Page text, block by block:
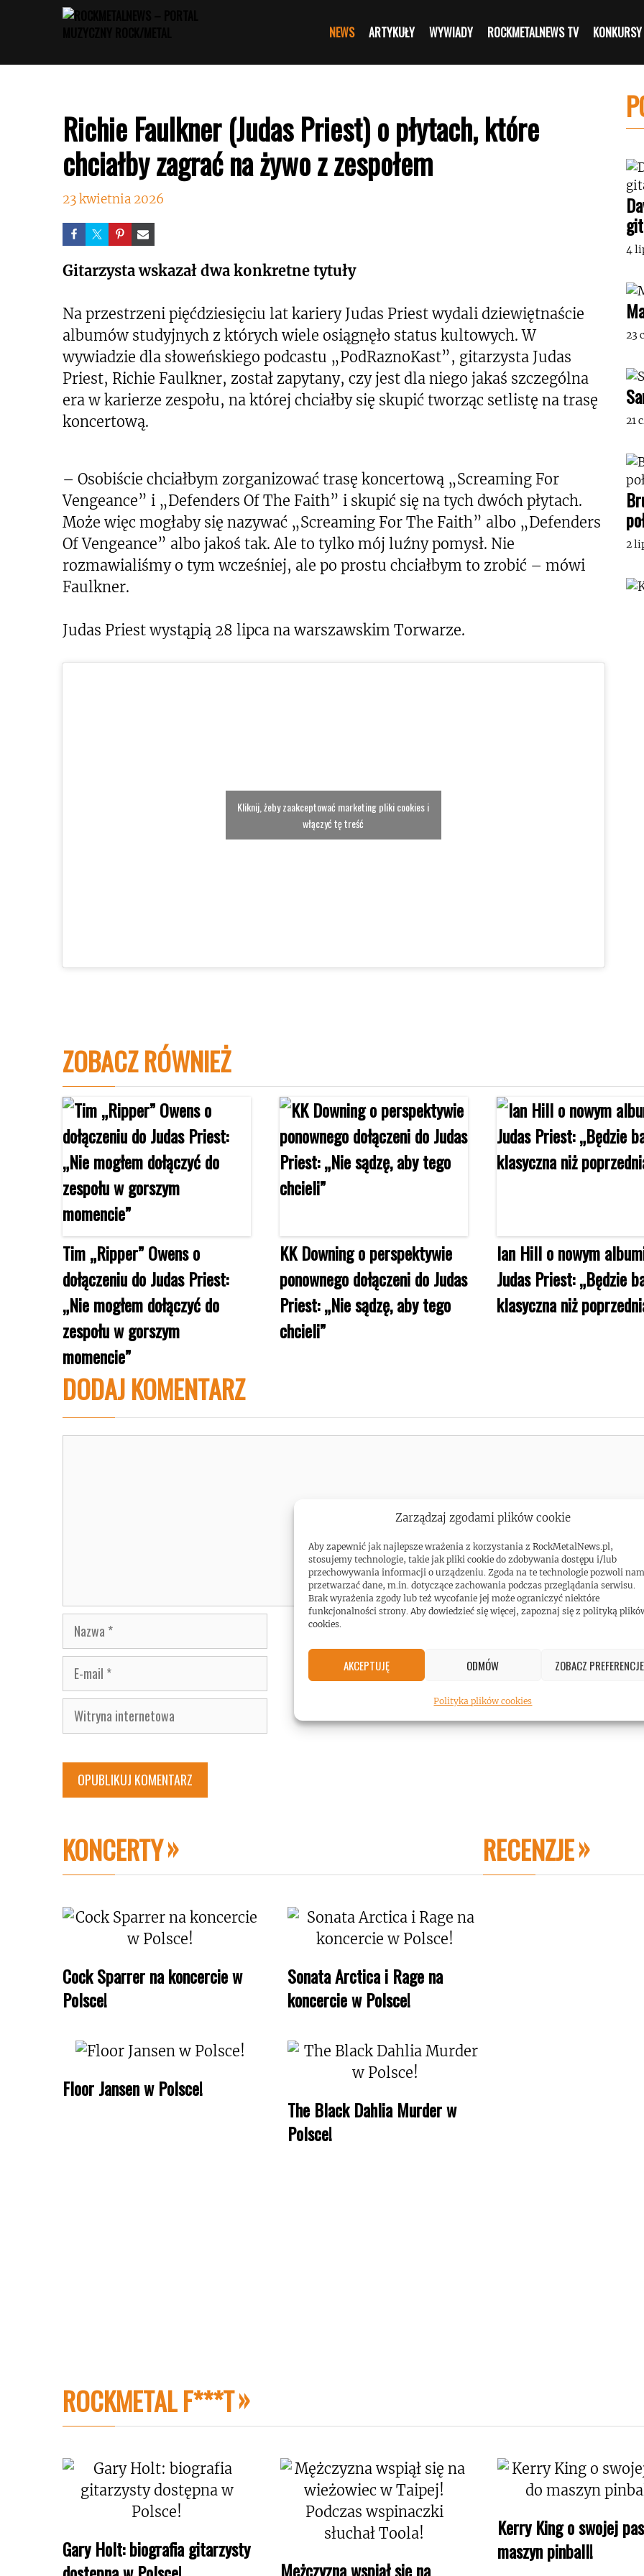
Zarządzaj zgodami plików cookie
Aby zapewnić jak najlepsze wrażenia z korzystania z RockMetalNews.pl,
stosujemy technologie, takie jak pliki cookie do zdobywania dostępu i/lub
przechowywania informacji o urządzeniu. Zgoda na te technologie pozwoli nam
przetwarzać dane, m.in. dotyczące zachowania podczas przeglądania serwisu.
Brak wyrażenia zgody lub też wycofanie jej może ograniczyć niektóre
funkcjonalności strony. Aby dowiedzieć się więcej, zapoznaj się z polityką
cookies.
AKCEPTUJĘ ODMÓW ZOBACZ PREFERENCJE
Polityka plików cookies
NEWS ARTYKUŁY WYWIADY ROCKMETALNEWS TV KONKURSY
Richie Faulkner (Judas Priest) o płytach, które
chciałby zagrać na żywo z zespołem
23 kwietnia 2026
Gitarzysta wskazał dwa konkretne tytuły
Na przestrzeni pięćdziesięciu lat kariery Judas Priest wydali dziewiętnaście
albumów studyjnych z których wiele osiągnęło status kultowych. W
wywiadzie dla słoweńskiego podcastu „PodRaznoKast”, gitarzysta Judas
Priest, Richie Faulkner, został zapytany, czy jest dla niego jakaś szczególna
era w karierze zespołu, na której chciałby się skupić tworząc setlistę na trasę
koncertową.
– Osobiście chciałbym zorganizować trasę koncertową „Screaming For
Vengeance” i „Defenders Of The Faith” i skupić się na tych dwóch płytach.
Może więc mogłaby się nazywać „Screaming For The Faith” albo „Defenders
Of Vengeance” albo jakoś tak. Ale to tylko mój luźny pomysł. Nie
rozmawialiśmy o tym wcześniej, ale po prostu chciałbym to zrobić – mówi
Faulkner.
Judas Priest wystąpią 28 lipca na warszawskim Torwarze.
Kliknij, żeby zaakceptować marketing pliki cookies i
włączyć tę treść
4
23
21
2
ZOBACZ RÓWNIEŻ
Tim „Ripper” Owens o
dołączeniu do Judas Priest:
„Nie mogłem dołączyć do
zespołu w gorszym
momencie”
KK Downing o perspektywie
ponownego dołączeni do Judas
Priest: „Nie sądzę, aby tego
chcieli”
Ian Hill o nowym
Judas Priest: „Będzie
klasyczna niż
DODAJ KOMENTARZ
Nazwa
E-
mail
Witryna
internetowa
KONCERTY
Cock Sparrer na koncercie w
Polsce!
Sonata Arctica i Rage na
koncercie w Polsce!
Floor Jansen w Polsce!
The Black Dahlia Murder w
Polsce!
RECENZJE
ROCKMETAL F***T
Gary Holt: biografia gitarzysty
Mężczyzna wspiął się na
Kerry King o swojej
maszyn pinball!